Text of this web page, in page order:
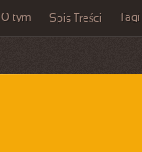
O tym Spis Treści Tagi